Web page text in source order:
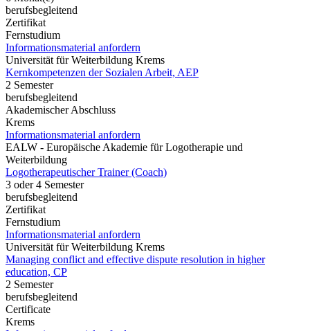
berufsbegleitend
Zertifikat
Fernstudium
Informationsmaterial anfordern
Universität für Weiterbildung Krems
Kernkompetenzen der Sozialen Arbeit, AEP
2 Semester
berufsbegleitend
Akademischer Abschluss
Krems
Informationsmaterial anfordern
EALW - Europäische Akademie für Logotherapie und
Weiterbildung
Logotherapeutischer Trainer (Coach)
3 oder 4 Semester
berufsbegleitend
Zertifikat
Fernstudium
Informationsmaterial anfordern
Universität für Weiterbildung Krems
Managing conflict and effective dispute resolution in higher
education, CP
2 Semester
berufsbegleitend
Certificate
Krems